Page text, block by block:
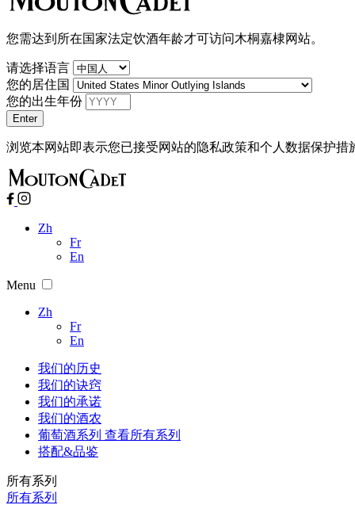
您需达到所在国家法定饮酒年龄才可访问木桐嘉棣网站。
请选择语言
您的居住国
您的出生年份
浏览本网站即表示您已接受网站的隐私政策和个人数据保护措
Zh
Fr
En
Menu
Zh
Fr
En
我们的历史
我们的诀窍
我们的承诺
我们的酒农
葡萄酒系列 查看所有系列
搭配&品鉴
所有系列
所有系列